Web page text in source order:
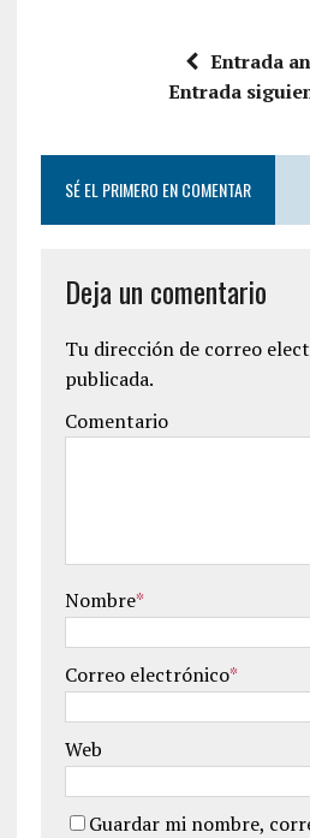
Entrada
Entrada
SÉ EL PRIMERO EN COMENTAR
Deja un comentario
Tu dirección de correo
publicada.
Comentario
Nombre*
Correo electrónico*
Web
Guardar mi nombre,